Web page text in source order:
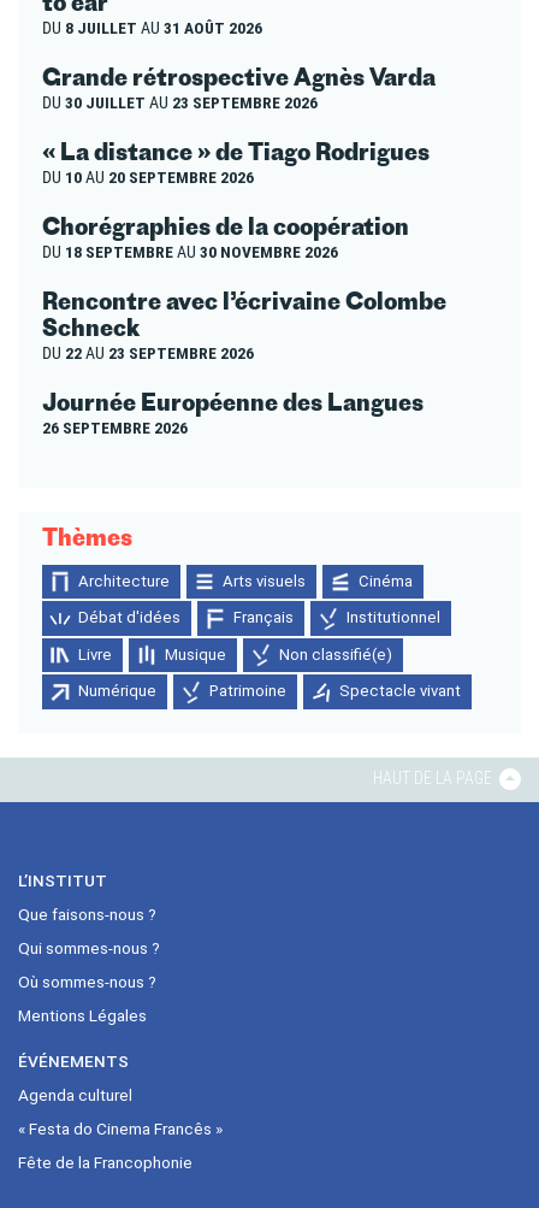
DU 8 JUILLET AU 31 AOÛT 2026
Grande rétrospective Agnès Varda
DU 30 JUILLET AU 23 SEPTEMBRE 2026
« La distance » de Tiago Rodrigues
DU 10AU 20 SEPTEMBRE 2026
Chorégraphies de la coopération
DU 18 SEPTEMBREAU 30 NOVEMBRE 2026
Rencontre avec l’écrivaine Colombe
Schneck
DU 22AU 23 SEPTEMBRE 2026
Journée Européenne des Langues
26 SEPTEMBRE 2026
Thèmes
Architecture Arts visuels Cinéma
Débat d'idées Français Institutionnel
Livre Musique Non classifié(e)
Numérique Patrimoine Spectacle vivant
HAUT DE LA PAGE
L’INSTITUT
Que faisons-nous ?
Qui sommes-nous ?
Où sommes-nous ?
Mentions Légales
ÉVÉNEMENTS
Agenda culturel
« Festa do Cinema Francês »
Fête de la Francophonie